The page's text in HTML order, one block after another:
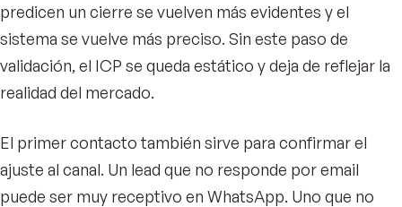
predicen un cierre se vuelven más evidentes y el
sistema se vuelve más preciso. Sin este paso de
validación, el ICP se queda estático y deja de reflejar la
realidad del mercado.
El primer contacto también sirve para confirmar el
ajuste al canal. Un lead que no responde por email
puede ser muy receptivo en WhatsApp. Uno que no